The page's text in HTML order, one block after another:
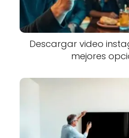
Descargar video
mejores